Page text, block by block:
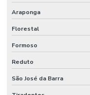
Araponga
Florestal
Formoso
Reduto
São José da Barra